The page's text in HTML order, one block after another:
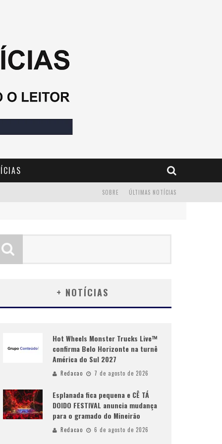
ÚLTIMAS NOTÍCIAS
SOBRE
+ NOTÍCIAS
Hot Wheels Monster Trucks Live™
confirma Belo Horizonte na turnê
América do Sul 2027
Redacao 7 de agosto de 2026
Esplanada fica pequena e CÊ TÁ
DOIDO FESTIVAL anuncia mudança
para o gramado do Mineirão
Redacao 6 de agosto de 2026